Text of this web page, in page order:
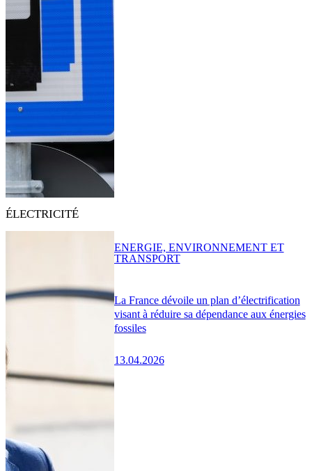
ÉLECTRICITÉ
La France dévoile un plan d’électrification
visant à réduire sa dépendance aux énergies
fossiles
13.04.2026
ENERGIE, ENVIRONNEMENT ET
TRANSPORT